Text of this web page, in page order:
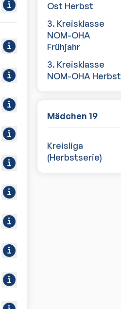
Ost Herbst
3. Kreisklasse
NOM-OHA
Frühjahr
3. Kreisklasse
NOM-OHA Herbst
Mädchen 19
Kreisliga
(Herbstserie)